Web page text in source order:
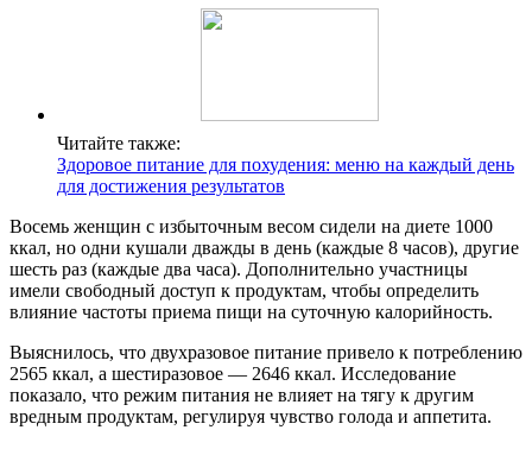
Читайте также:
Здоровое питание для похудения: меню на каждый день
для достижения результатов
Восемь женщин с избыточным весом сидели на диете 1000
ккал, но одни кушали дважды в день (каждые 8 часов), другие
шесть раз (каждые два часа). Дополнительно участницы
имели свободный доступ к продуктам, чтобы определить
влияние частоты приема пищи на суточную калорийность.
Выяснилось, что двухразовое питание привело к потреблению
2565 ккал, а шестиразовое — 2646 ккал. Исследование
показало, что режим питания не влияет на тягу к другим
вредным продуктам, регулируя чувство голода и аппетита.